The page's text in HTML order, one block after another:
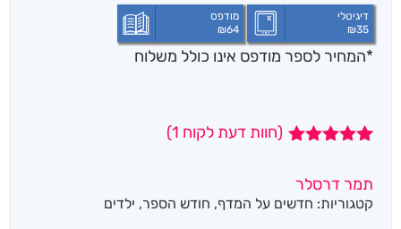
דיגיטלי
₪35
מודפס
₪64
*המחיר לספר מודפס אינו כולל משלוח
מבוסס על
דירוגים של
(חוות דעת לקוח 1
)
תמר דרסלר
קטגוריות: חדשים על המדף, חודש הספר, ילדים